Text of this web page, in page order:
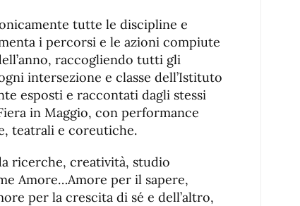
tutte le discipline e
i percorsi e le azioni compiute
raccogliendo tutti gli
intersezione e classe dell’Istituto
esposti e raccontati dagli stessi
in Maggio, con performance
teatrali e coreutiche.
ricerche, creatività, studio
Amore…Amore per il sapere,
per la crescita di sé e dell’altro,